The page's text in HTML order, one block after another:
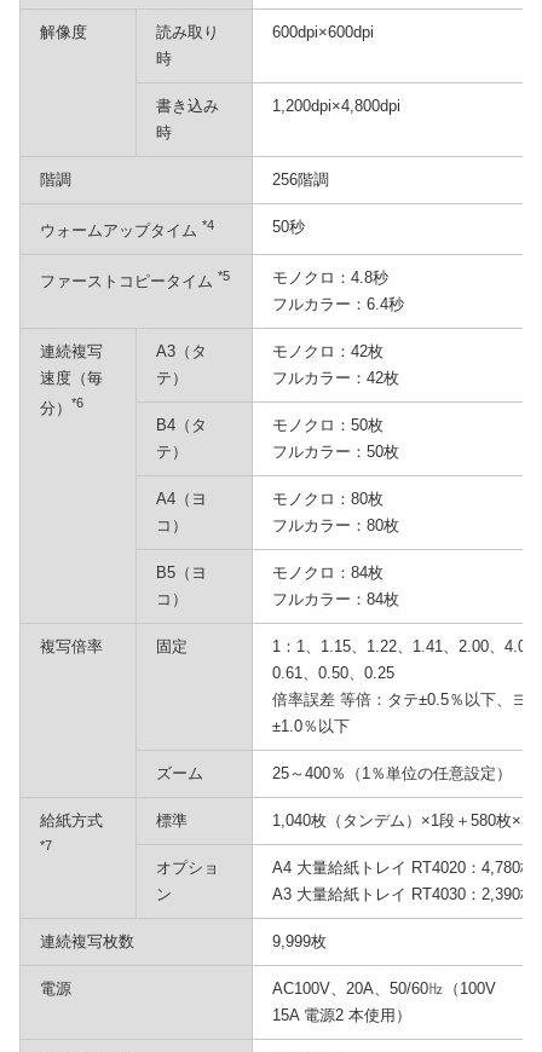
解像度
読み取り
時
600dpi×600dpi
書き込み
時
1,200dpi×4,800dpi
階調 256階調
ウォームアップタイム *4 50秒
ファーストコピータイム *5
モノクロ：4.8秒
フルカラー：6.4秒
連続複写
速度（毎
分）
*6
A3（タ
テ）
モノクロ：42枚
フルカラー：42枚
B4（タ
テ）
モノクロ：50枚
フルカラー：50枚
A4（ヨ
コ）
モノクロ：80枚
フルカラー：80枚
B5（ヨ
コ）
モノクロ：84枚
フルカラー：84枚
複写倍率 固定
1：1、1.15、1.22、1.41、2.00、
0.61、0.50、0.25
倍率誤差 等倍：タテ±0.5％以下、ヨ
±1.0％以下
ズーム 25～400％（1％単位の任意設定）
給紙方式
*7
標準 1,040枚（タンデム）×1段＋580枚×3
オプショ
ン
A4 大量給紙トレイ RT4020：4,780枚
A3 大量給紙トレイ RT4030：2,390枚
連続複写枚数 9,999枚
電源
AC100V、20A、50/60㎐（100V
15A 電源2 本使用）